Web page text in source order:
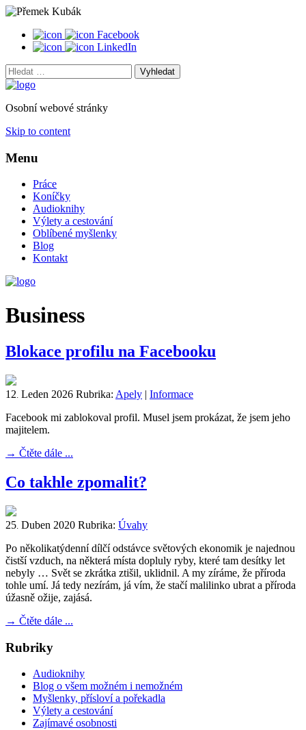
Facebook
LinkedIn
Vyhledat:
Osobní webové stránky
Skip to content
Menu
Práce
Koníčky
Audioknihy
Výlety a cestování
Oblíbené myšlenky
Blog
Kontakt
Business
Blokace profilu na Facebooku
12. Leden 2026 Rubrika: Apely | Informace
Facebook mi zablokoval profil. Musel jsem prokázat, že jsem jeho
majitelem.
→ Čtěte dále ...
Co takhle zpomalit?
25. Duben 2020 Rubrika: Úvahy
Po několikatýdenní dílčí odstávce světových ekonomik je najednou
čistší vzduch, na některá místa dopluly ryby, které tam desítky let
nebyly … Svět se zkrátka ztišil, uklidnil. A my zíráme, že příroda
tohle umí. Já tedy nezírám, já vím, že stačí malilinko ubrat a příroda
úžasně ožije, zajásá.
→ Čtěte dále ...
Rubriky
Audioknihy
Blog o všem možném i nemožném
Myšlenky, přísloví a pořekadla
Výlety a cestování
Zajímavé osobnosti